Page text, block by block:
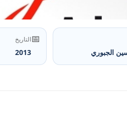
الجبوري
📅التاريخ
2013